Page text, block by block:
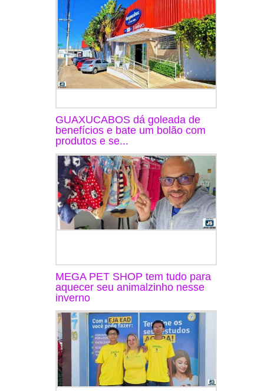
GUAXUCABOS dá goleada de
benefícios e bate um bolão com
produtos e se...
MEGA PET SHOP tem tudo para
aquecer seu animalzinho nesse
inverno